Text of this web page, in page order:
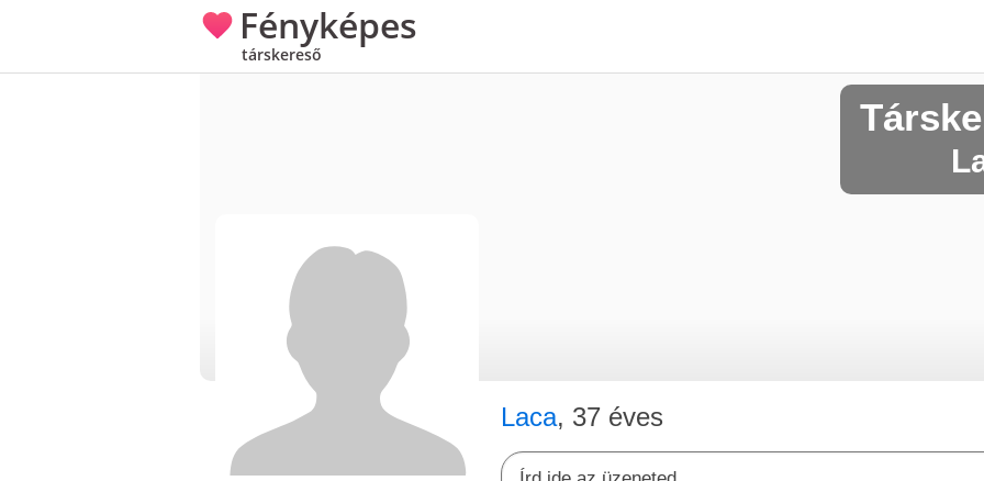
Fényképes
társkereső
Laca, 37 éves